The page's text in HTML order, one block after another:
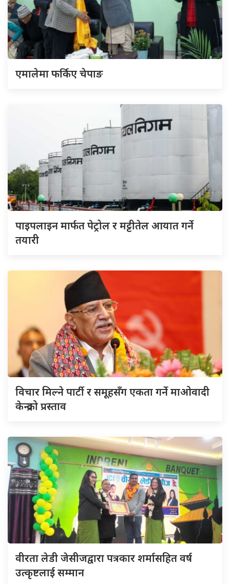
एमालेमा फर्किए चेपाङ
पाइपलाइन मार्फत पेट्रोल र मट्टीतेल आयात गर्ने
तयारी
विचार मिल्ने पार्टी र समूहसँग एकता गर्ने माओवादी
केन्द्रको प्रस्ताव
वीरता लेडी जेसीजद्वारा पत्रकार शर्मासहित वर्ष
उत्कृष्टलाई सम्मान